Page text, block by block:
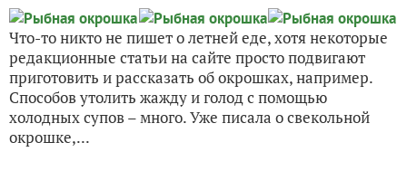
Что-то никто не пишет о летней еде, хотя некоторые
редакционные статьи на сайте просто подвигают
приготовить и рассказать об окрошках, например.
Способов утолить жажду и голод с помощью
холодных супов – много. Уже писала о свекольной
окрошке,...